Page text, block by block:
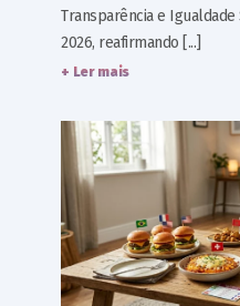
Transparência e
2026, reafirmando [...]
+ Ler mais